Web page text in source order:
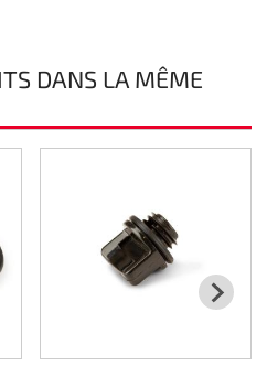
DANS LA MÊME